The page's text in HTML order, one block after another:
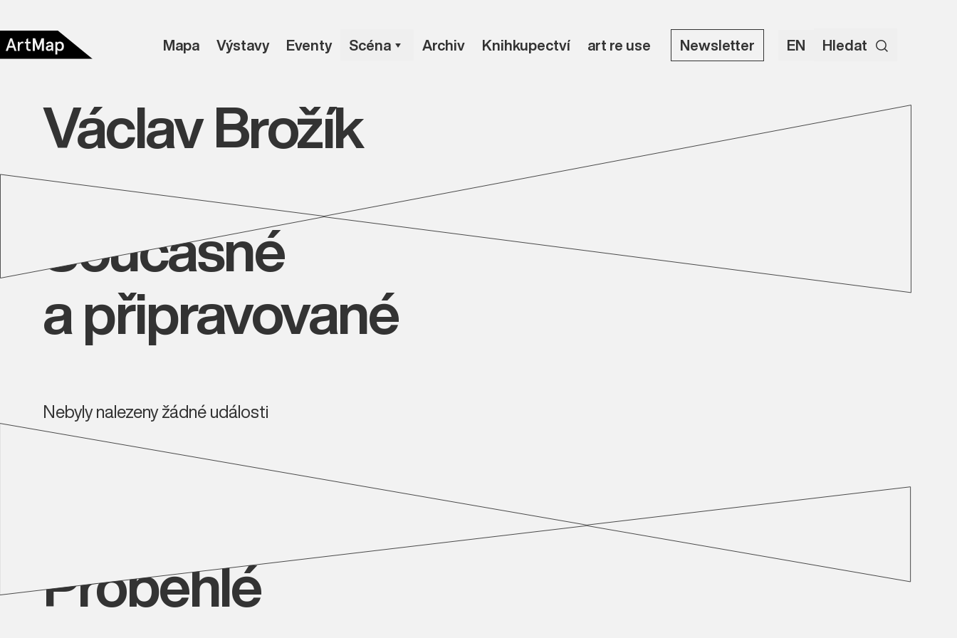
Mapa Výstavy Eventy Scéna Archiv Knihkupectví art re use Newsletter EN Hledat
Václav Brožík
Současné
a připravované
Nebyly nalezeny žádné události
Proběhlé